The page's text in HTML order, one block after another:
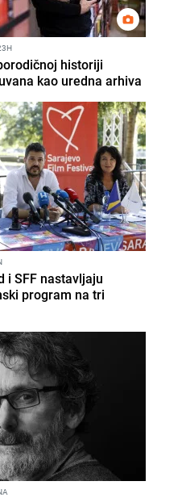
historiji
kao uredna arhiva
i SFF nastavljaju
program na tri